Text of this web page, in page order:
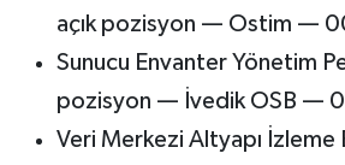
açık pozisyon — Ostim —
Sunucu Envanter Yönetim
pozisyon — İvedik OSB —
Veri Merkezi Altyapı İzleme